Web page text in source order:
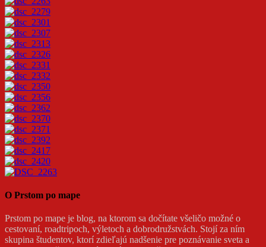
O Prstom po mape
Prstom po mape je blog, na ktorom sa dočítate všeličo možné o
cestovaní, roadtripoch, výletoch a dobrodružstvách. Stojí za ním
skupina študentov, ktorí zdieľajú nadšenie pre poznávanie sveta a